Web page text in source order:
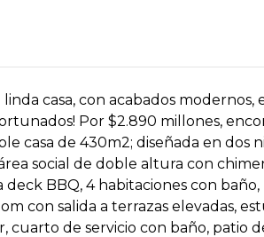
casa, con acabados
Por $2.890 millones,
casa de 430m2; diseñada en dos
social de doble altura con
deck BBQ, 4 habitaciones con
con salida a terrazas elevadas,
cuarto de servicio con baño, patio